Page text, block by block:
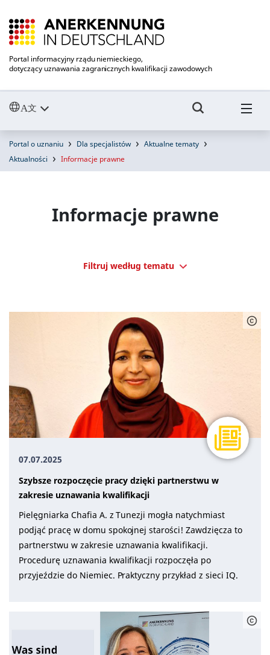
Portal informacyjny rządu niemieckiego,
dotyczący uznawania zagranicznych kwalifikacji zawodowych
Portal o uznaniu Dla specjalistów
Aktualne tematy
Aktualności
Informacje prawne
Informacje prawne
Filtruj według tematu
Informacje prawne (3)
Wszystko (18)
07.07.2025
Szybsze rozpoczęcie pracy dzięki partnerstwu w
zakresie uznawania kwalifikacji
Pielęgniarka Chafia A. z Tunezji mogła natychmiast
podjąć pracę w domu spokojnej starości! Zawdzięcza to
partnerstwu w zakresie uznawania kwalifikacji.
Procedurę uznawania kwalifikacji rozpoczęła po
przyjeździe do Niemiec. Praktyczny przykład z sieci IQ.